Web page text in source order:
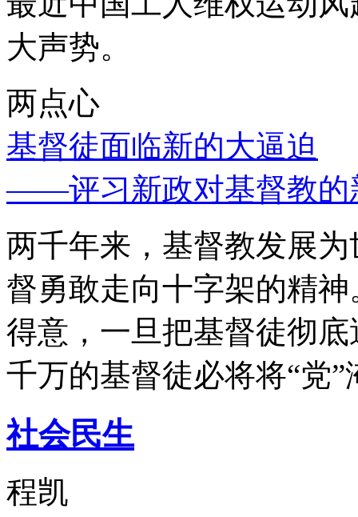
大声势。
两点心
基督徒面临新的大逼迫
——评习新政对基督教的
两千年来，基督教发展
督勇敢走向十字架的精
得意，一旦把基督徒彻
千万的基督徒必将将“党”
社会民生
程凯